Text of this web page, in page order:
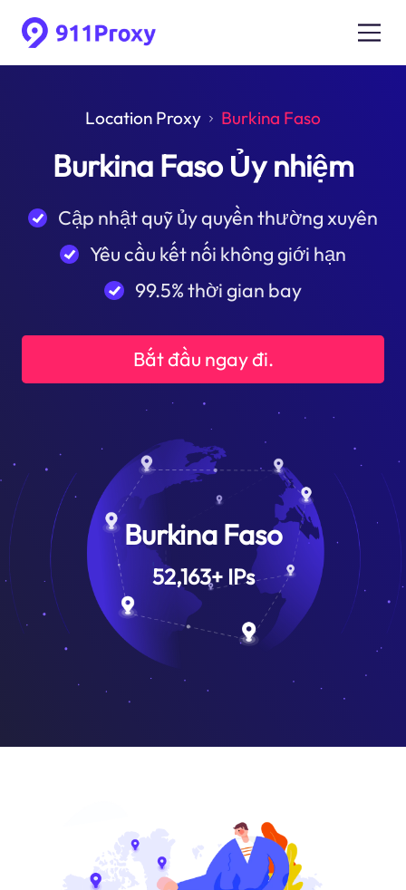
Location Proxy Burkina Faso
Burkina Faso Ủy nhiệm
Cập nhật quỹ ủy quyền thường xuyên
Yêu cầu kết nối không giới hạn
99.5% thời gian bay
Bắt đầu ngay đi.
Burkina Faso
52,163+IPs